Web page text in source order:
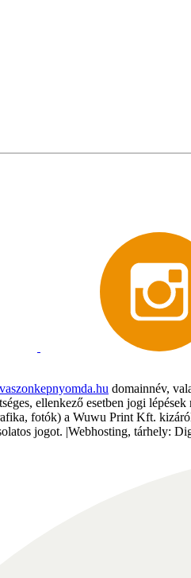
vaszonkepnyomda.hu domainnév,
ellenkező esetben jogi
fotók) a Wuwu Print Kft.
jogot. |Webhosting, tárhely: